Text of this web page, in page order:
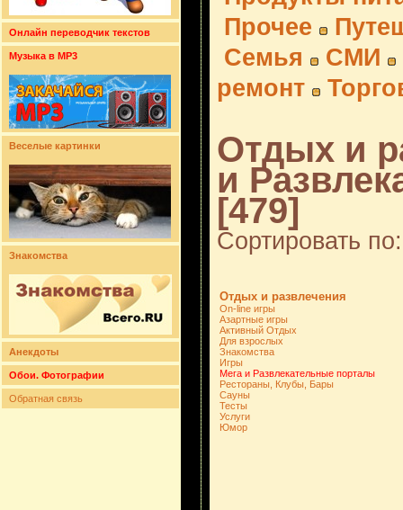
Онлайн переводчик текстов
Музыка в MP3
Веселые картинки
Знакомства
Анекдоты
Обои. Фотографии
Обратная связь
Прочее
Семья
СМИ
ремонт
Отдых и
и
[479]
Сортировать
Отдых и развлечения
On-line игры
Азартные игры
Активный Отдых
Для взрослых
Знакомства
Игры
Мега и Развлекательные порталы
Рестораны, Клубы, Бары
Сауны
Тесты
Услуги
Юмор